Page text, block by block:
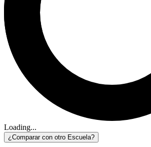
Loading...
¿Comparar con otro Escuela?